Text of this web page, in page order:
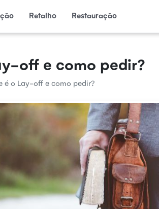
Retalho Restauração
off e como pedir?
é o Lay-off e como pedir?